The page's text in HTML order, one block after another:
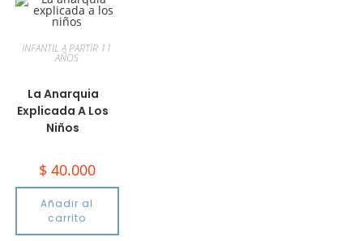
INFANTIL A PARTIR 11
AÑOS
La Anarquia
Explicada A Los
Niños
$ 40.000
Añadir al
carrito